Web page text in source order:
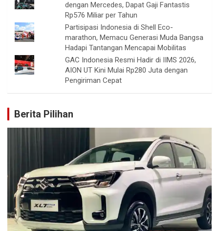
dengan Mercedes, Dapat Gaji Fantastis
Rp576 Miliar per Tahun
Partisipasi Indonesia di Shell Eco-
marathon, Memacu Generasi Muda Bangsa
Hadapi Tantangan Mencapai Mobilitas
GAC Indonesia Resmi Hadir di IIMS 2026,
AION UT Kini Mulai Rp280 Juta dengan
Pengiriman Cepat
Berita Pilihan